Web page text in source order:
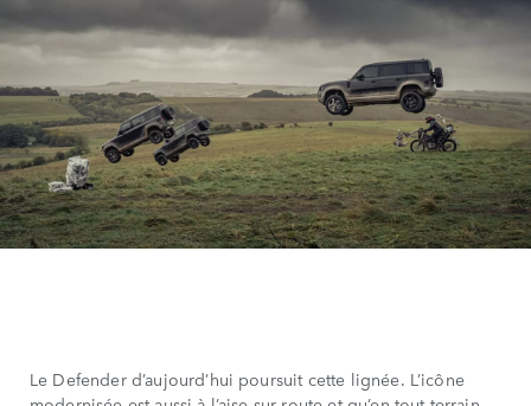
Le Defender d’aujourd’hui poursuit cette lignée. L’icône